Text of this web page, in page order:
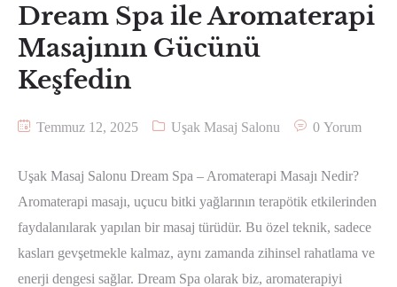
Dream Spa ile Aromaterapi
Masajının Gücünü
Keşfedin
Temmuz 12, 2025 Uşak Masaj Salonu 0 Yorum
Uşak Masaj Salonu Dream Spa – Aromaterapi Masajı Nedir?
Aromaterapi masajı, uçucu bitki yağlarının terapötik etkilerinden
faydalanılarak yapılan bir masaj türüdür. Bu özel teknik, sadece
kasları gevşetmekle kalmaz, aynı zamanda zihinsel rahatlama ve
enerji dengesi sağlar. Dream Spa olarak biz, aromaterapiyi